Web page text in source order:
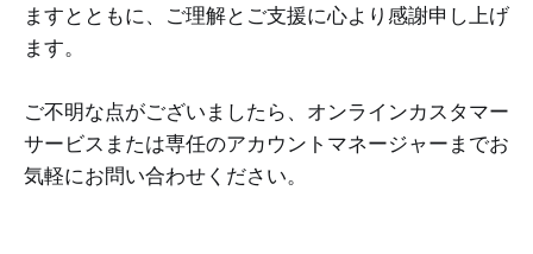
ますとともに、ご理解とご支援に心より感謝申し上げ
ます。
ご不明な点がございましたら、オンラインカスタマー
サービスまたは専任のアカウントマネージャーまでお
気軽にお問い合わせください。